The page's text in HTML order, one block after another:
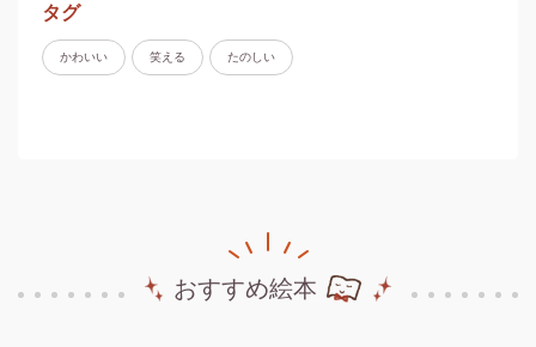
タグ
かわいい 笑える たのしい
おすすめ絵本